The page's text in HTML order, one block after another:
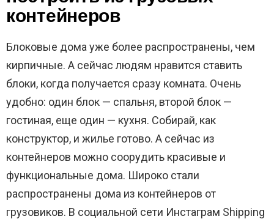
контейнеров
Блоковые дома уже более распространены, чем
кирпичные. А сейчас людям нравится ставить
блоки, когда получается сразу комната. Очень
удобно: один блок — спальня, второй блок —
гостиная, еще один — кухня. Собирай, как
конструктор, и жилье готово. А сейчас из
контейнеров можно соорудить красивые и
функциональные дома. Широко стали
распространены дома из контейнеров от
грузовиков. В социальной сети Инстаграм Shipping